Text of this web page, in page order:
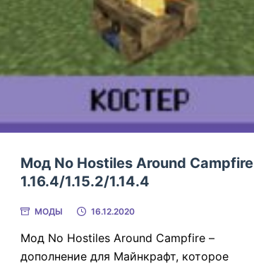
Мод No Hostiles Around Campfire
1.16.4/1.15.2/1.14.4
МОДЫ 16.12.2020
Мод No Hostiles Around Campfire –
дополнение для Майнкрафт, которое